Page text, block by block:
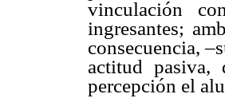
vinculación
ingresantes;
consecuencia,
actitud pasiva,
percepción el